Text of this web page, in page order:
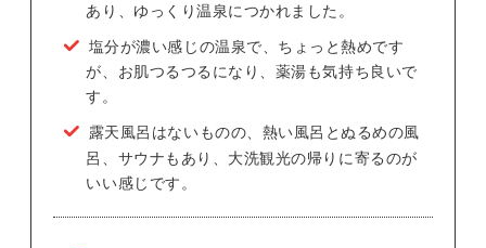
あり、ゆっくり温泉につかれました。
塩分が濃い感じの温泉で、ちょっと熱めです
が、お肌つるつるになり、薬湯も気持ち良いで
す。
露天風呂はないものの、熱い風呂とぬるめの風
呂、サウナもあり、大洗観光の帰りに寄るのが
いい感じです。